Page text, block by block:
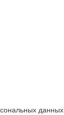
данных